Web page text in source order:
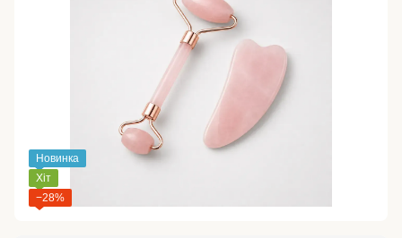
Новинка
Хіт
−28%